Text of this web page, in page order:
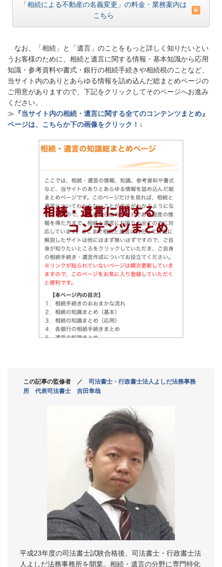
「相続による不動産の名義変更」の料金・業務案内は
こちら
なお、「相続」と「遺言」のことをもっと詳しく知りたいとい
うお客様のために、相続と遺言に関する情報・基本知識から応用
知識・参考資料や書式・銀行の相続手続きや相続税のことなど、
当サイト内のありとあらゆる情報を詰め込んだ総まとめページの
ご用意がありますので、下記をクリックしてそのページへお進み
ください。
≫ 『当サイト内の相続・遺言に関する全てのコンテンツまとめ』
ページは、こちらか下の画像をクリック！ ↓
この記事の監修者 ／ 司法書士・行政書士法人よしだ法務事務
所 代表司法書士 吉田隼哉
平成23年度の司法書士試験合格後、司法書士・行政書士法
人よしだ法務事務所を開業。相続・遺言の分野に専門特化